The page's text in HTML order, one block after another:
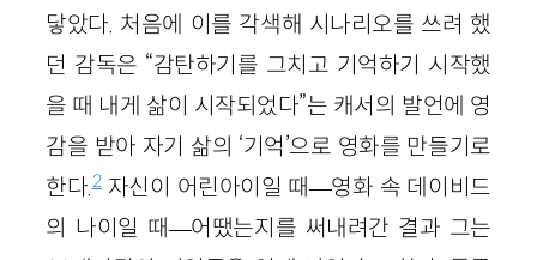
닿았다. 처음에 이를 각색해 시나리오를 쓰려 했
던 감독은 “감탄하기를 그치고 기억하기 시작했
을 때 내게 삶이 시작되었다”는 캐서의 발언에 영
감을 받아 자기 삶의 ‘기억’으로 영화를 만들기로
한다.2자신이 어린아이일 때—영화 속 데이비드
의 나이일 때—어땠는지를 써내려간 결과 그는